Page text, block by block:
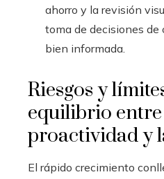
ahorro y la revisión
toma de decisiones de
bien informada.
Riesgos y
equilibrio
proactividad y
El rápido crecimiento